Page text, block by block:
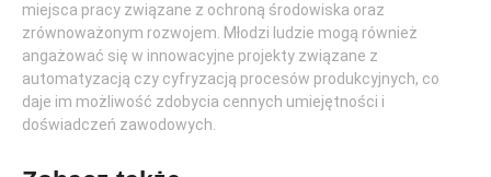
miejsca pracy związane z ochroną środowiska oraz
zrównoważonym rozwojem. Młodzi ludzie mogą również
angażować się w innowacyjne projekty związane z
automatyzacją czy cyfryzacją procesów produkcyjnych, co
daje im możliwość zdobycia cennych umiejętności i
doświadczeń zawodowych.